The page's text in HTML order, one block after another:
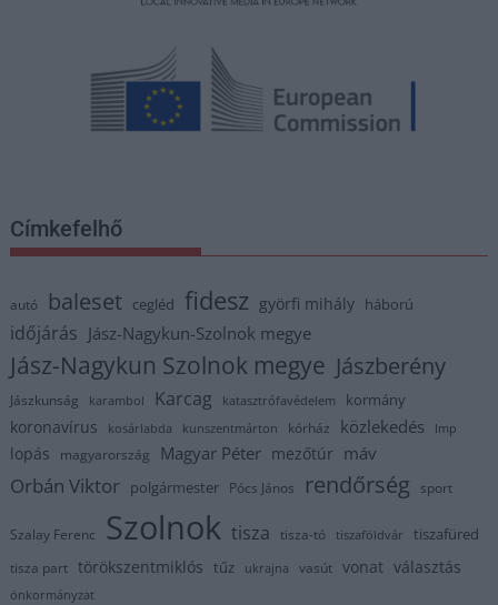
Címkefelhő
autó baleset cegléd fidesz györfi mihály háború
időjárás Jász-Nagykun-Szolnok megye
Jász-Nagykun Szolnok megye Jászberény
Jászkunság karambol Karcag katasztrófavédelem kormány
koronavírus kosárlabda kunszentmárton kórház közlekedés lmp
lopás magyarország Magyar Péter mezőtúr máv
Orbán Viktor polgármester Pócs János rendőrség sport
Szalay Ferenc Szolnok tisza tisza-tó tiszaföldvár tiszafüred
tisza part törökszentmiklós tűz ukrajna vasút vonat választás
önkormányzat